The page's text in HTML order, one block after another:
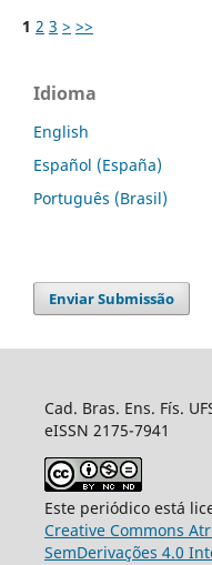
1 2 3 > >>
Idioma
English
Español (España)
Português (Brasil)
Enviar Submissão
Cad. Bras. Ens. Fís.
eISSN 2175-7941
Este periódico está
Creative Commons
SemDerivações 4.0